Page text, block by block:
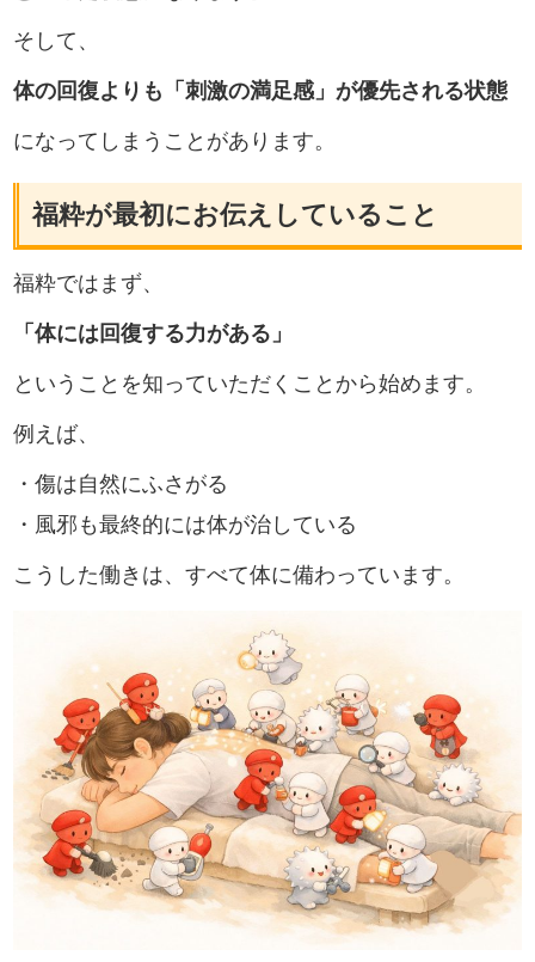
そして、
体の回復よりも「刺激の満足感」が優先される状態
になってしまうことがあります。
福粋が最初にお伝えしていること
福粋ではまず、
「体には回復する力がある」
ということを知っていただくことから始めます。
例えば、
・傷は自然にふさがる
・風邪も最終的には体が治している
こうした働きは、すべて体に備わっています。